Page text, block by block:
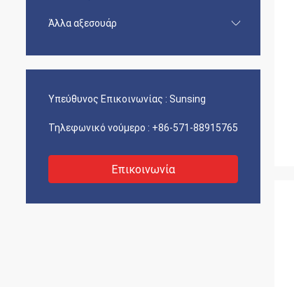
Άλλα αξεσουάρ
Υπεύθυνος Επικοινωνίας : Sunsing
Τηλεφωνικό νούμερο : +86-571-88915765
Επικοινωνία